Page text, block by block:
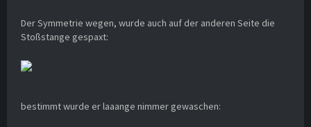
Der Symmetrie wegen, wurde auch auf der anderen Seite die
Stoßstange gespaxt:
bestimmt wurde er laaange nimmer gewaschen: